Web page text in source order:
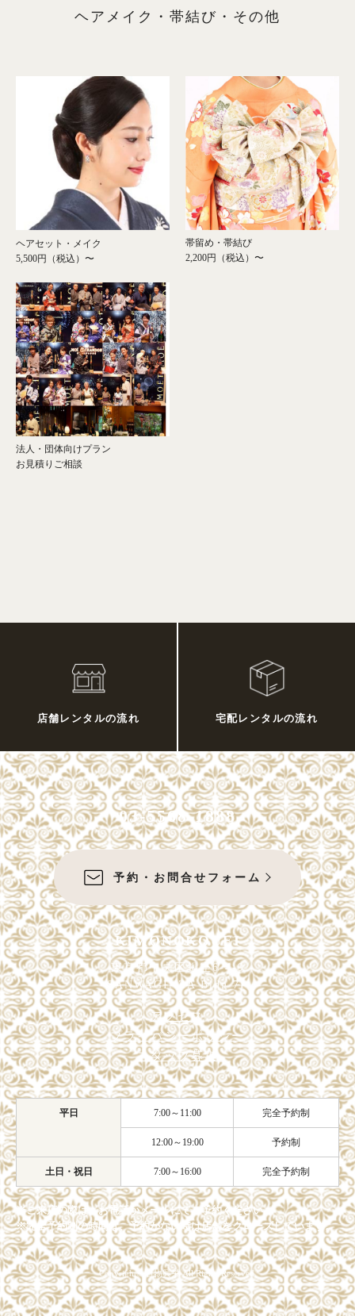
ヘアメイク・帯結び・その他
ヘアセット・メイク
5,500円（税込）〜
帯留め・帯結び
2,200円（税込）〜
法人・団体向けプラン
お見積りご相談
店舗レンタルの流れ 宅配レンタルの流れ
03-5568-1888
予約・お問合せフォーム
KIMONOKOUEI
東京都中央区銀座6-4-9
SANWAGINZA Bldg 7F
アクセス
プライバシーポリシー
スタッフ募集
平日 7:00～11:00 完全予約制
12:00～19:00 予約制
土日・祝日 7:00～16:00 完全予約制
※ご来店の際は、お電話かメールにてご予約ください。
※完全予約制の時間は、予約がない時は店舗をクローズしています。
Copyright© 着物興栄 All Rights Reserved.